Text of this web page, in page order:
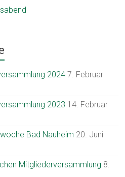
2024 7. Februar
2023 14. Februar
Bad Nauheim 20. Juni
Mitgliederversammlung 8.